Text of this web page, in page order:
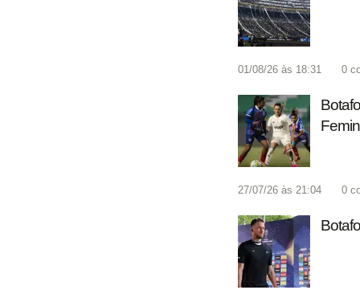
01/08/26 às 18:31 0
27/07/26 às 21:04 0